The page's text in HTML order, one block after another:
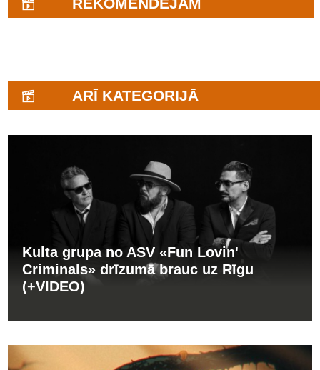
ARĪ KATEGORIJĀ
Kulta grupa no ASV «Fun Lovin'
Criminals» drīzumā brauc uz Rīgu
(+VIDEO)